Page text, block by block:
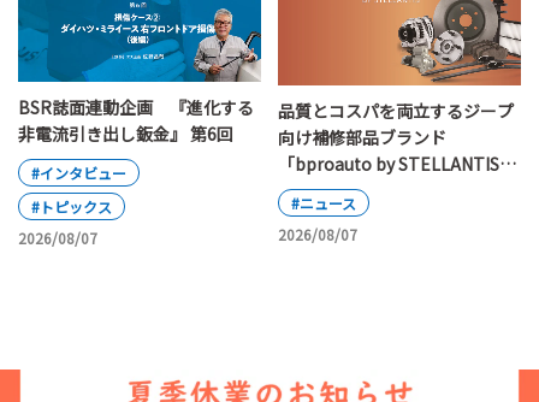
BSR誌面連動企画 『進化する
非電流引き出し鈑金』 第6回
#インタビュー
#トピックス
2026/08/07
品質とコスパを両立するジープ
向け補修部品ブランド
「bproauto by STELLANTIS」
が日本上陸
#ニュース
2026/08/07